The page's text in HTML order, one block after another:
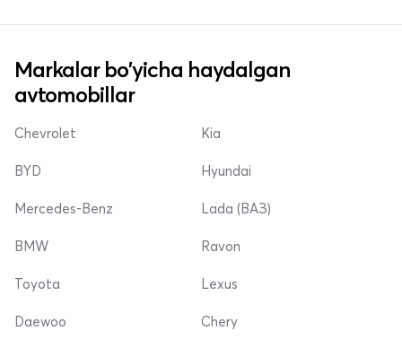
Markalar bo'yicha haydalgan
avtomobillar
Chevrolet
BYD
Mercedes-Benz
Kia
Hyundai
Lada (ВАЗ)
BMW
Toyota
Daewoo
Ravon
Lexus
Chery